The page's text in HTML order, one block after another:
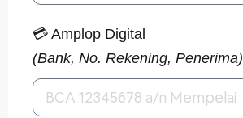
💳 Amplop Digital
(Bank, No. Rekening, Penerima)